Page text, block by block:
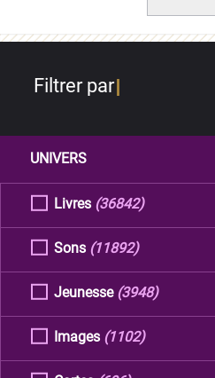
Filtrer par
UNIVERS
Livres (36842)
Sons (11892)
Jeunesse (3948)
Images (1102)